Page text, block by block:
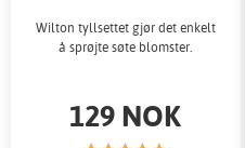
Wilton tyllsettet gjør det enkelt
å sprøjte søte blomster.
129 NOK